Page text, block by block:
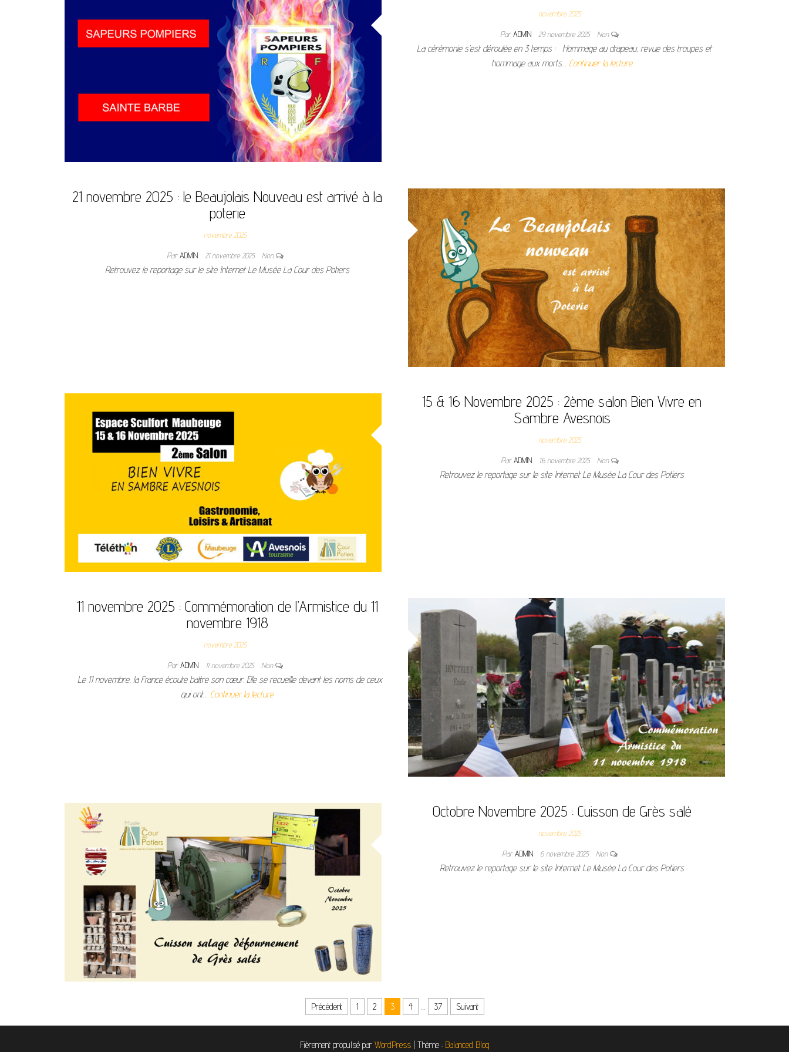
novembre 2025
ParADMIN 29 novembre 2025 Non
La cérémonie s’est déroulée en 3 temps : Hommage au drapeau, revue des troupes et
hommage aux morts… Continuer la lecture
21 novembre 2025 : le Beaujolais Nouveau est arrivé à la
poterie
novembre 2025
ParADMIN 21 novembre 2025 Non
Retrouvez le reportage sur le site Internet Le Musée La Cour des Potiers
15 & 16 Novembre 2025 : 2ème salon Bien Vivre en
Sambre Avesnois
novembre 2025
ParADMIN 16 novembre 2025 Non
Retrouvez le reportage sur le site Internet Le Musée La Cour des Potiers
11 novembre 2025 : Commémoration de l’Armistice du 11
novembre 1918
novembre 2025
ParADMIN 11 novembre 2025 Non
Le 11 novembre, la France écoute battre son cœur. Elle se recueille devant les noms de ceux
qui ont… Continuer la lecture
Octobre Novembre 2025 : Cuisson de Grès salé
novembre 2025
ParADMIN 6 novembre 2025 Non
Retrouvez le reportage sur le site Internet Le Musée La Cour des Potiers
Précédent 1 2 3 4 … 37 Suivant
Fièrement propulsé par WordPress Thème : Balanced Blog